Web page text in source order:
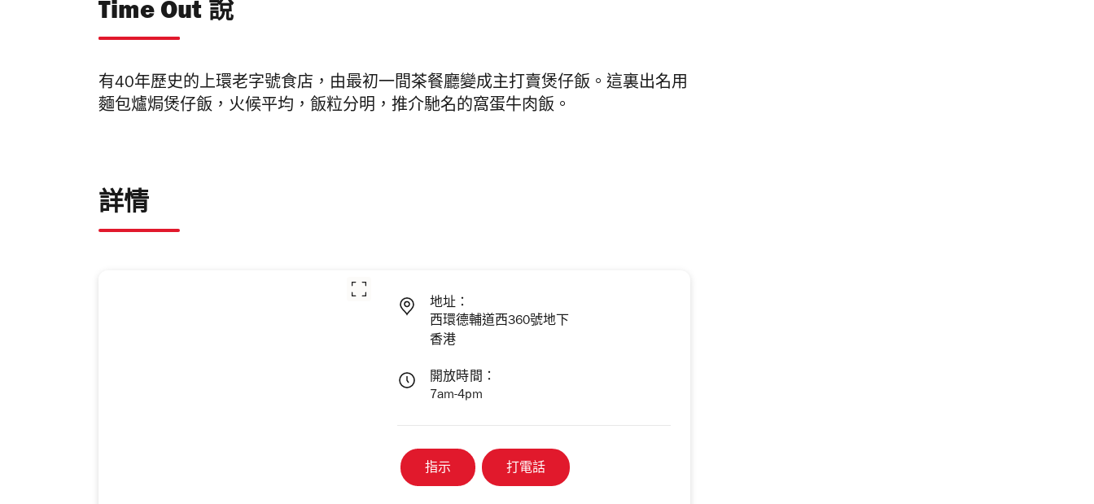
Time Out 說
有40年歷史的上環老字號食店，由最初一間茶餐廳變成主打賣煲仔飯。這裏出名用
麵包爐焗煲仔飯，火候平均，飯粒分明，推介馳名的窩蛋牛肉飯。
詳情
地址：
西環德輔道西360號地下
香港
開放時間：
7am-4pm
指示 打電話